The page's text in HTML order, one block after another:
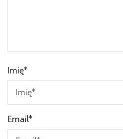
Imię*
Email*